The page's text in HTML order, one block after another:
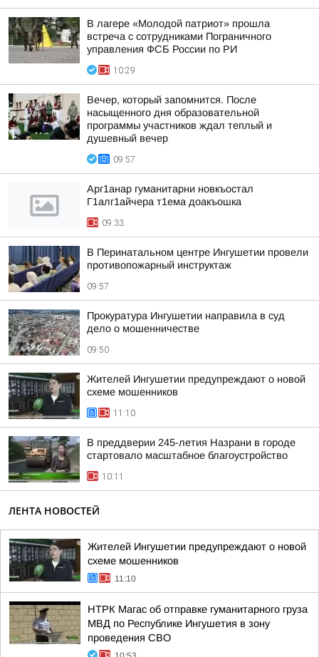
В лагере «Молодой патриот» прошла
встреча с сотрудниками Пограничного
управления ФСБ России по РИ
10:29
Вечер, который запомнится. После
насыщенного дня образовательной
программы участников ждал теплый и
душевный вечер
09:57
Арг1анар гуманитарни новкъостал
Г1алг1айчера т1ема доакъошка
09:33
В Перинатальном центре Ингушетии провели
противопожарный инструктаж
09:57
Прокуратура Ингушетии направила в суд
дело о мошенничестве
09:50
Жителей Ингушетии предупреждают о новой
схеме мошенников
11:10
В преддверии 245-летия Назрани в городе
стартовало масштабное благоустройство
10:11
ЛЕНТА НОВОСТЕЙ
Жителей Ингушетии предупреждают о новой
схеме мошенников
11:10
НТРК Магас об отправке гуманитарного груза
МВД по Республике Ингушетия в зону
проведения СВО